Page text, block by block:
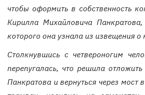
чтобы оформить в собственность
Кирилла Михайловича
которого она узнала из извещения о
Столкнувшись с четвероногим
перепугалась, что решила
Панкратова и вернуться через мост